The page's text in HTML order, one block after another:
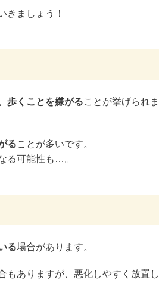
きましょう！
歩くことを嫌がることが挙げられま
ることが多いです。
る可能性も…。
る場合があります。
もありますが、悪化しやすく放置し